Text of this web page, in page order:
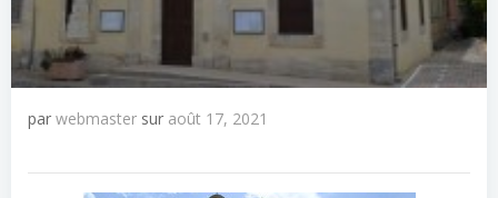
par webmaster sur août 17, 2021